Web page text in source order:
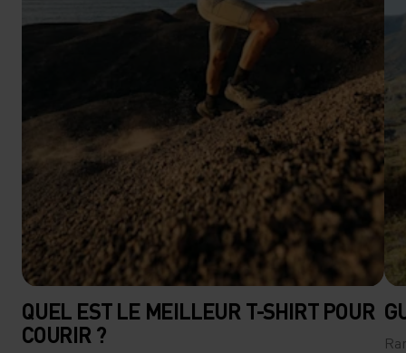
QUEL EST LE MEILLEUR T-SHIRT POUR
COURIR ?